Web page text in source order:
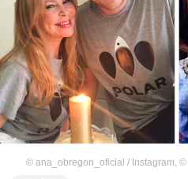
© ana_obregon_oficial / Instagram ©